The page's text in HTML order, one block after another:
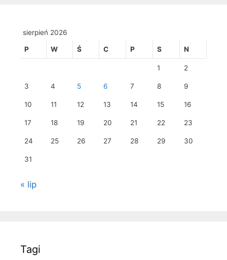
sierpień 2026
P W Ś C P S N
1 2
3 4 5 6 7 8 9
10 11 12 13 14 15 16
17 18 19 20 21 22 23
24 25 26 27 28 29 30
31
« lip
Tagi